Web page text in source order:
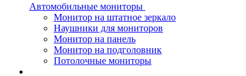
Автомобильные мониторы
Монитор на штатное зеркало
Наушники для мониторов
Монитор на панель
Монитор на подголовник
Потолочные мониторы